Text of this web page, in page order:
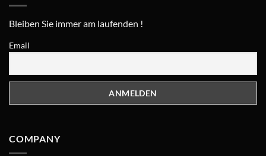
Bleiben Sie immer am laufenden !
Email
COMPANY